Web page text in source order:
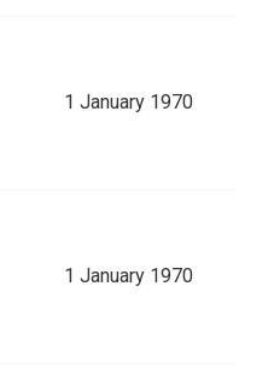
1 January 1970
1 January 1970